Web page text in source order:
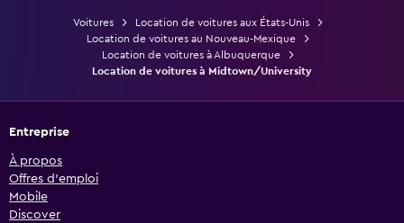
Voitures
Location de voitures aux États-Unis
Location de voitures au Nouveau-Mexique
Location de voitures à Albuquerque
Location de voitures à Midtown/University
Entreprise
À propos
Offres d’emploi
Mobile
Discover